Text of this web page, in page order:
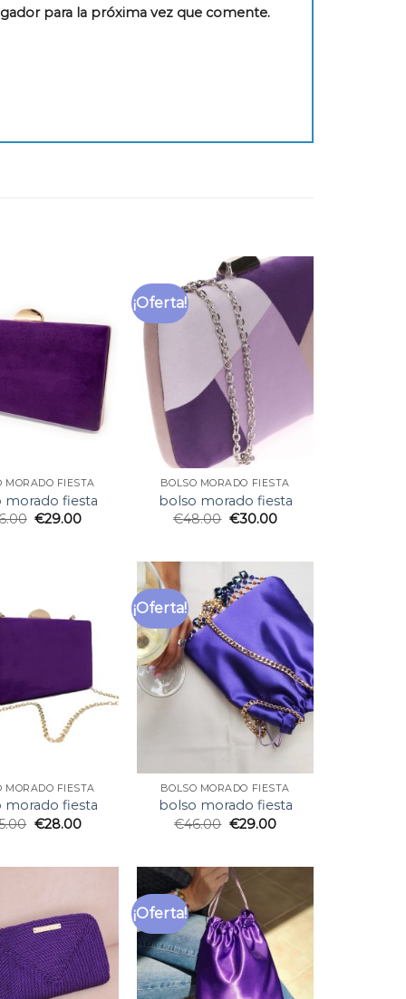
para la próxima vez que comente.
MORADO FIESTA
morado fiesta
€29.00
¡Oferta!
BOLSO MORADO FIESTA
bolso morado fiesta
€48.00 €30.00
MORADO FIESTA
morado fiesta
€28.00
¡Oferta!
BOLSO MORADO FIESTA
bolso morado fiesta
€46.00 €29.00
¡Oferta!